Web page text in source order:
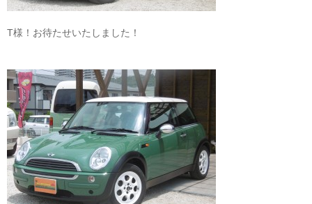
T様！お待たせいたしました！